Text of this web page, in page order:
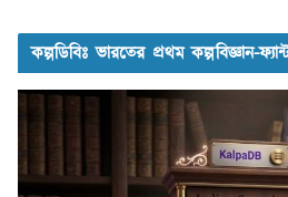
কল্পডিবিঃ ভারতের প্রথম কল্পবিজ্ঞান-